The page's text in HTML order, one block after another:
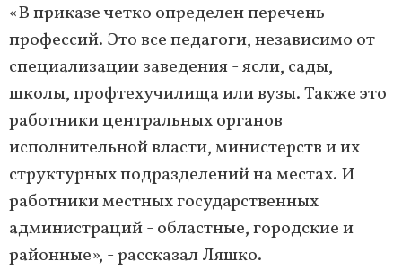
«В приказе четко определен перечень
профессий. Это все педагоги, независимо от
специализации заведения - ясли, сады,
школы, профтехучилища или вузы. Также это
работники центральных органов
исполнительной власти, министерств и их
структурных подразделений на местах. И
работники местных государственных
администраций - областные, городские и
районные», - рассказал Ляшко.